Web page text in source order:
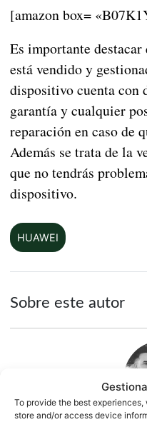
To provide the best
store and/or access device
[amazon box=
Es importante
está vendido y
dispositivo cuenta con
garantía y cualquier
reparación en caso de
Además se trata de la
que no tendrás
dispositivo.
HUAWEI
Sobre este autor